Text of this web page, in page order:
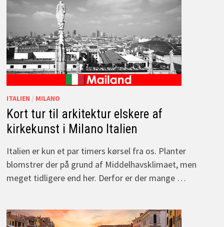
ITALIEN / MILANO
Kort tur til arkitektur elskere af
kirkekunst i Milano Italien
Italien er kun et par timers kørsel fra os. Planter
blomstrer der på grund af Middelhavsklimaet, men
meget tidligere end her. Derfor er der mange …